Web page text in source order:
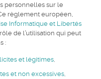
personnelles sur le
règlement européen,
Informatique et Libertés
de l’utilisation qui peut
:
et légitimes,
et non excessives,